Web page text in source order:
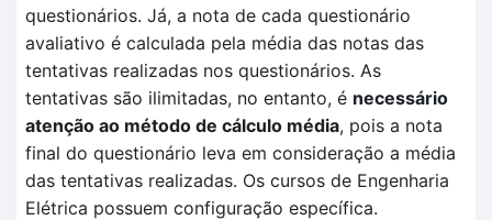
questionários. Já, a nota de cada questionário
avaliativo é calculada pela média das notas das
tentativas realizadas nos questionários. As
tentativas são ilimitadas, no entanto, é necessário
atenção ao método de cálculo média, pois a nota
final do questionário leva em consideração a média
das tentativas realizadas. Os cursos de Engenharia
Elétrica possuem configuração específica.